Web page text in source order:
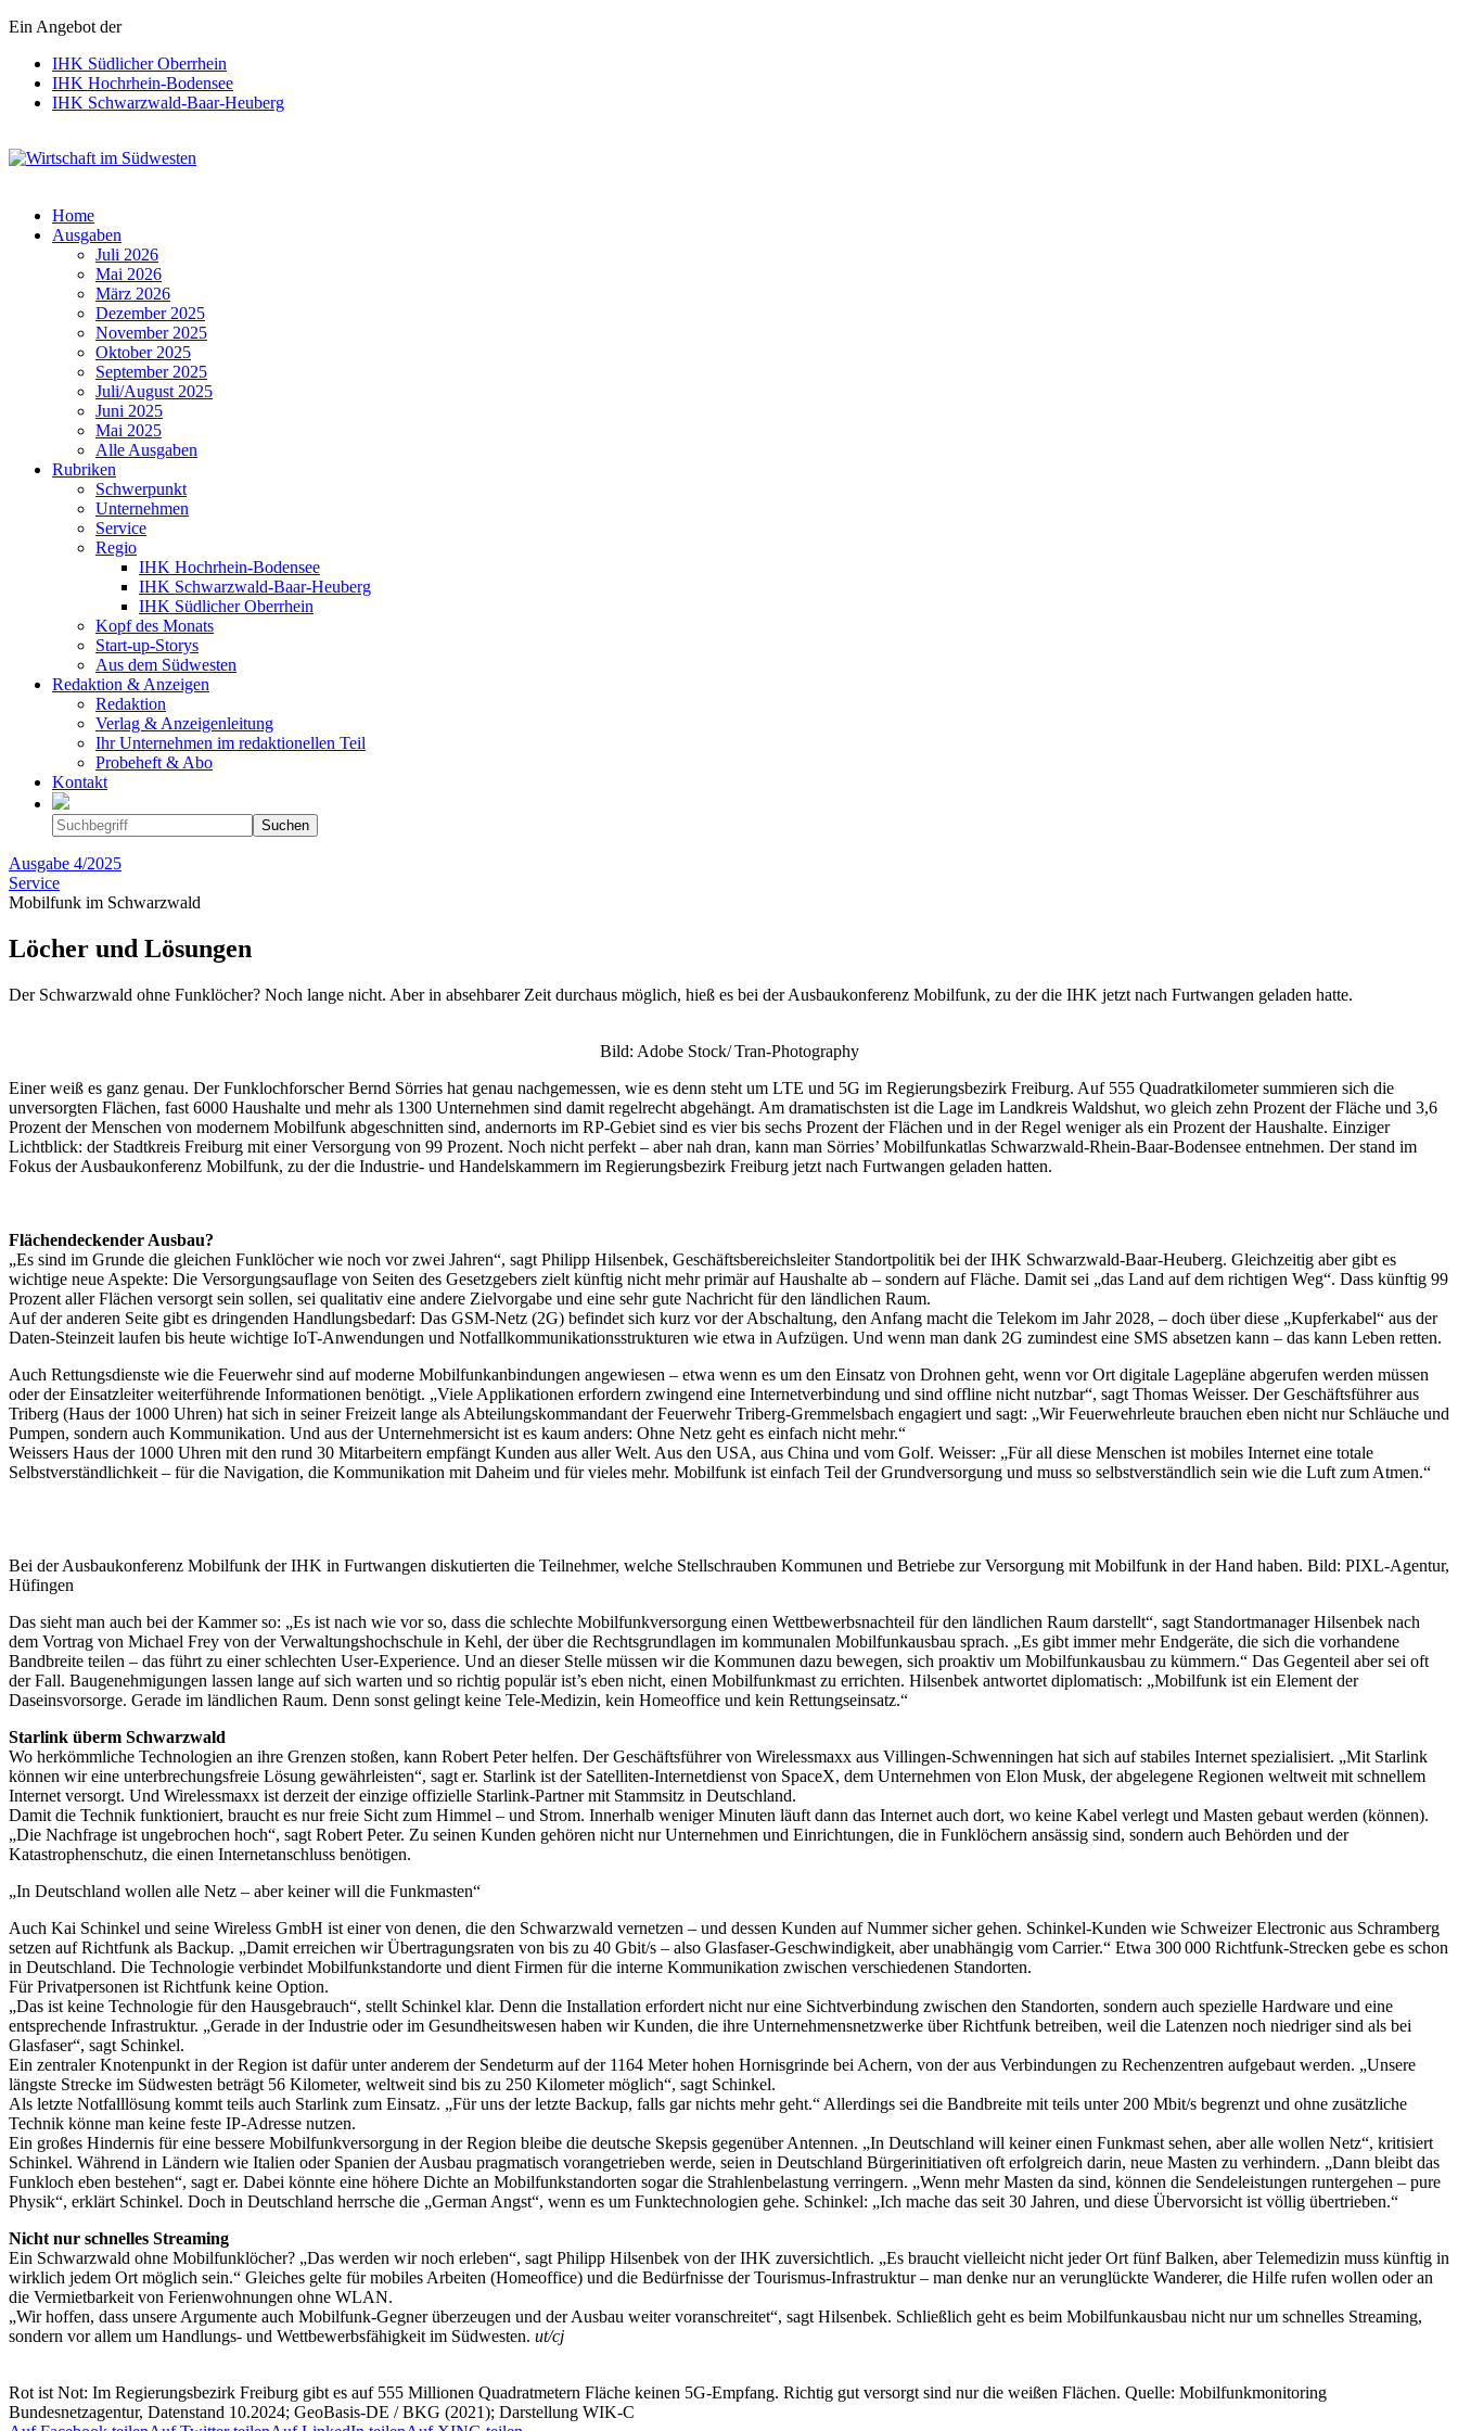
Ein Angebot der
IHK Südlicher Oberrhein
IHK Hochrhein-Bodensee
IHK Schwarzwald-Baar-Heuberg
Home
Ausgaben
Juli 2026
Mai 2026
März 2026
Dezember 2025
November 2025
Oktober 2025
September 2025
Juli/August 2025
Juni 2025
Mai 2025
Alle Ausgaben
Rubriken
Schwerpunkt
Unternehmen
Service
Regio
IHK Hochrhein-Bodensee
IHK Schwarzwald-Baar-Heuberg
IHK Südlicher Oberrhein
Kopf des Monats
Start-up-Storys
Aus dem Südwesten
Redaktion & Anzeigen
Redaktion
Verlag & Anzeigenleitung
Ihr Unternehmen im redaktionellen Teil
Probeheft & Abo
Kontakt
Ausgabe 4/2025
Service
Mobilfunk im Schwarzwald
Löcher und Lösungen
Der Schwarzwald ohne Funklöcher? Noch lange nicht. Aber in absehbarer Zeit durchaus möglich, hieß es bei der Ausbaukonferenz Mobilfunk, zu der die IHK jetzt nach Furtwangen geladen hatte.
Bild: Adobe Stock/ Tran-Photography
Einer weiß es ganz genau. Der Funklochforscher Bernd Sörries hat genau nachgemessen, wie es denn steht um LTE und 5G im Regierungsbezirk Freiburg. Auf 555 Quadratkilometer summieren sich die
unversorgten Flächen, fast 6000 Haushalte und mehr als 1300 Unternehmen sind damit regelrecht abgehängt. Am dramatischsten ist die Lage im Landkreis Waldshut, wo gleich zehn Prozent der Fläche und 3,6
Prozent der Menschen von modernem Mobilfunk abgeschnitten sind, andernorts im RP-Gebiet sind es vier bis sechs Prozent der Flächen und in der Regel weniger als ein Prozent der Haushalte. Einziger
Lichtblick: der Stadtkreis Freiburg mit einer Versorgung von 99 Prozent. Noch nicht perfekt – aber nah dran, kann man Sörries’ Mobilfunkatlas Schwarzwald-Rhein-Baar-Bodensee entnehmen. Der stand im
Fokus der Ausbaukonferenz Mobilfunk, zu der die Industrie- und Handelskammern im Regierungsbezirk Freiburg jetzt nach Furtwangen geladen hatten.
Flächendeckender Ausbau?
„Es sind im Grunde die gleichen Funklöcher wie noch vor zwei Jahren“, sagt Philipp Hilsenbek, Geschäftsbereichsleiter Standortpolitik bei der IHK Schwarzwald-Baar-Heuberg. Gleichzeitig aber gibt es
wichtige neue Aspekte: Die Versorgungsauflage von Seiten des Gesetzgebers zielt künftig nicht mehr primär auf Haushalte ab – sondern auf Fläche. Damit sei „das Land auf dem richtigen Weg“. Dass künftig 99
Prozent aller Flächen versorgt sein sollen, sei qualitativ eine andere Zielvorgabe und eine sehr gute Nachricht für den ländlichen Raum.
Auf der anderen Seite gibt es dringenden Handlungsbedarf: Das GSM-Netz (2G) befindet sich kurz vor der Abschaltung, den Anfang macht die Telekom im Jahr 2028, – doch über diese „Kupferkabel“ aus der
Daten-Steinzeit laufen bis heute wichtige IoT-Anwendungen und Notfallkommunikationsstrukturen wie etwa in Aufzügen. Und wenn man dank 2G zumindest eine SMS absetzen kann – das kann Leben retten.
Auch Rettungsdienste wie die Feuerwehr sind auf moderne Mobilfunkanbindungen angewiesen – etwa wenn es um den Einsatz von Drohnen geht, wenn vor Ort digitale Lagepläne abgerufen werden müssen
oder der Einsatzleiter weiterführende Informationen benötigt. „Viele Applikationen erfordern zwingend eine Internetverbindung und sind offline nicht nutzbar“, sagt Thomas Weisser. Der Geschäftsführer aus
Triberg (Haus der 1000 Uhren) hat sich in seiner Freizeit lange als Abteilungskommandant der Feuerwehr Triberg-Gremmelsbach engagiert und sagt: „Wir Feuerwehrleute brauchen eben nicht nur Schläuche und
Pumpen, sondern auch Kommunikation. Und aus der Unternehmersicht ist es kaum anders: Ohne Netz geht es einfach nicht mehr.“
Weissers Haus der 1000 Uhren mit den rund 30 Mitarbeitern empfängt Kunden aus aller Welt. Aus den USA, aus China und vom Golf. Weisser: „Für all diese Menschen ist mobiles Internet eine totale
Selbstverständlichkeit – für die Navigation, die Kommunikation mit Daheim und für vieles mehr. Mobilfunk ist einfach Teil der Grundversorgung und muss so selbstverständlich sein wie die Luft zum Atmen.“
Bei der Ausbaukonferenz Mobilfunk der IHK in Furtwangen diskutierten die Teilnehmer, welche Stellschrauben Kommunen und Betriebe zur Versorgung mit Mobilfunk in der Hand haben. Bild: PIXL-Agentur,
Hüfingen
Das sieht man auch bei der Kammer so: „Es ist nach wie vor so, dass die schlechte Mobilfunkversorgung einen Wettbewerbsnachteil für den ländlichen Raum darstellt“, sagt Standortmanager Hilsenbek nach
dem Vortrag von Michael Frey von der Verwaltungshochschule in Kehl, der über die Rechtsgrundlagen im kommunalen Mobilfunkausbau sprach. „Es gibt immer mehr Endgeräte, die sich die vorhandene
Bandbreite teilen – das führt zu einer schlechten User-Experience. Und an dieser Stelle müssen wir die Kommunen dazu bewegen, sich proaktiv um Mobilfunkausbau zu kümmern.“ Das Gegenteil aber sei oft
der Fall. Baugenehmigungen lassen lange auf sich warten und so richtig populär ist’s eben nicht, einen Mobilfunkmast zu errichten. Hilsenbek antwortet diplomatisch: „Mobilfunk ist ein Element der
Daseinsvorsorge. Gerade im ländlichen Raum. Denn sonst gelingt keine Tele-Medizin, kein Homeoffice und kein Rettungseinsatz.“
Starlink überm Schwarzwald
Wo herkömmliche Technologien an ihre Grenzen stoßen, kann Robert Peter helfen. Der Geschäftsführer von Wirelessmaxx aus Villingen-Schwenningen hat sich auf stabiles Internet spezialisiert. „Mit Starlink
können wir eine unterbrechungsfreie Lösung gewährleisten“, sagt er. Starlink ist der Satelliten-Internetdienst von SpaceX, dem Unternehmen von Elon Musk, der abgelegene Regionen weltweit mit schnellem
Internet versorgt. Und Wirelessmaxx ist derzeit der einzige offizielle Starlink-Partner mit Stammsitz in Deutschland.
Damit die Technik funktioniert, braucht es nur freie Sicht zum Himmel – und Strom. Innerhalb weniger Minuten läuft dann das Internet auch dort, wo keine Kabel verlegt und Masten gebaut werden (können).
„Die Nachfrage ist ungebrochen hoch“, sagt Robert Peter. Zu seinen Kunden gehören nicht nur Unternehmen und Einrichtungen, die in Funklöchern ansässig sind, sondern auch Behörden und der
Katastrophenschutz, die einen Internetanschluss benötigen.
„In Deutschland wollen alle Netz – aber keiner will die Funkmasten“
Auch Kai Schinkel und seine Wireless GmbH ist einer von denen, die den Schwarzwald vernetzen – und dessen Kunden auf Nummer sicher gehen. Schinkel-Kunden wie Schweizer Electronic aus Schramberg
setzen auf Richtfunk als Backup. „Damit erreichen wir Übertragungsraten von bis zu 40 Gbit/s – also Glasfaser-Geschwindigkeit, aber unabhängig vom Carrier.“ Etwa 300 000 Richtfunk-Strecken gebe es schon
in Deutschland. Die Technologie verbindet Mobilfunkstandorte und dient Firmen für die interne Kommunikation zwischen verschiedenen Standorten.
Für Privatpersonen ist Richtfunk keine Option.
„Das ist keine Technologie für den Hausgebrauch“, stellt Schinkel klar. Denn die Installation erfordert nicht nur eine Sichtverbindung zwischen den Standorten, sondern auch spezielle Hardware und eine
entsprechende Infrastruktur. „Gerade in der Industrie oder im Gesundheitswesen haben wir Kunden, die ihre Unternehmensnetzwerke über Richtfunk betreiben, weil die Latenzen noch niedriger sind als bei
Glasfaser“, sagt Schinkel.
Ein zentraler Knotenpunkt in der Region ist dafür unter anderem der Sendeturm auf der 1164 Meter hohen Hornisgrinde bei Achern, von der aus Verbindungen zu Rechenzentren aufgebaut werden. „Unsere
längste Strecke im Südwesten beträgt 56 Kilometer, weltweit sind bis zu 250 Kilometer möglich“, sagt Schinkel.
Als letzte Notfalllösung kommt teils auch Starlink zum Einsatz. „Für uns der letzte Backup, falls gar nichts mehr geht.“ Allerdings sei die Bandbreite mit teils unter 200 Mbit/s begrenzt und ohne zusätzliche
Technik könne man keine feste IP-Adresse nutzen.
Ein großes Hindernis für eine bessere Mobilfunkversorgung in der Region bleibe die deutsche Skepsis gegenüber Antennen. „In Deutschland will keiner einen Funkmast sehen, aber alle wollen Netz“, kritisiert
Schinkel. Während in Ländern wie Italien oder Spanien der Ausbau pragmatisch vorangetrieben werde, seien in Deutschland Bürgerinitiativen oft erfolgreich darin, neue Masten zu verhindern. „Dann bleibt das
Funkloch eben bestehen“, sagt er. Dabei könnte eine höhere Dichte an Mobilfunkstandorten sogar die Strahlenbelastung verringern. „Wenn mehr Masten da sind, können die Sendeleistungen runtergehen – pure
Physik“, erklärt Schinkel. Doch in Deutschland herrsche die „German Angst“, wenn es um Funktechnologien gehe. Schinkel: „Ich mache das seit 30 Jahren, und diese Übervorsicht ist völlig übertrieben.“
Nicht nur schnelles Streaming
Ein Schwarzwald ohne Mobilfunklöcher? „Das werden wir noch erleben“, sagt Philipp Hilsenbek von der IHK zuversichtlich. „Es braucht vielleicht nicht jeder Ort fünf Balken, aber Telemedizin muss künftig in
wirklich jedem Ort möglich sein.“ Gleiches gelte für mobiles Arbeiten (Homeoffice) und die Bedürfnisse der Tourismus-Infrastruktur – man denke nur an verunglückte Wanderer, die Hilfe rufen wollen oder an
die Vermietbarkeit von Ferienwohnungen ohne WLAN.
„Wir hoffen, dass unsere Argumente auch Mobilfunk-Gegner überzeugen und der Ausbau weiter voranschreitet“, sagt Hilsenbek. Schließlich geht es beim Mobilfunkausbau nicht nur um schnelles Streaming,
sondern vor allem um Handlungs- und Wettbewerbsfähigkeit im Südwesten. ut/cj
Rot ist Not: Im Regierungsbezirk Freiburg gibt es auf 555 Millionen Quadratmetern Fläche keinen 5G-Empfang. Richtig gut versorgt sind nur die weißen Flächen. Quelle: Mobilfunkmonitoring
Bundesnetzagentur, Datenstand 10.2024; GeoBasis-DE / BKG (2021); Darstellung WIK-C